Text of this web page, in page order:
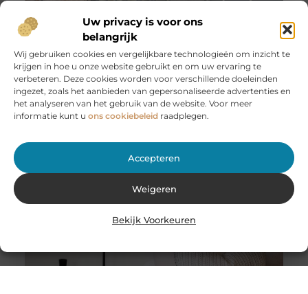
Uw privacy is voor ons
belangrijk
Wij gebruiken cookies en vergelijkbare technologieën om inzicht te
krijgen in hoe u onze website gebruikt en om uw ervaring te
verbeteren. Deze cookies worden voor verschillende doeleinden
ingezet, zoals het aanbieden van gepersonaliseerde advertenties en
het analyseren van het gebruik van de website. Voor meer
informatie kunt u ons cookiebeleid raadplegen.
Accepteren
Weigeren
Bekijk Voorkeuren
Huur een aanhanger of autoambulance bij JobCar –
Voor elk vervoer de juiste oplossing
Bij JobCar in Etten-Leur bent u aan het juiste adres voor
het huren van aanhangers en autoambulances. Of u nu